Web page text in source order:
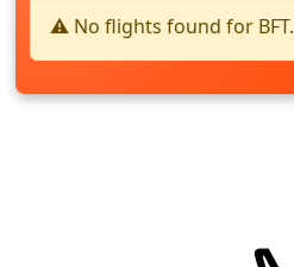
⚠️ No flights found for BFT.